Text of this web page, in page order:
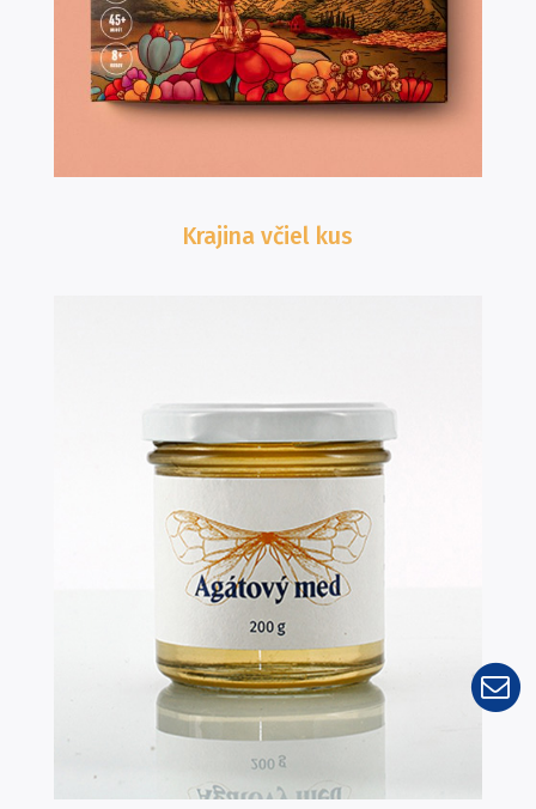
Krajina včiel kus